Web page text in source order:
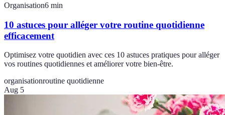
Organisation6 min
10 astuces pour alléger votre routine quotidienne
efficacement
Optimisez votre quotidien avec ces 10 astuces pratiques pour alléger
vos routines quotidiennes et améliorer votre bien-être.
organisationroutine quotidienne
Aug 5